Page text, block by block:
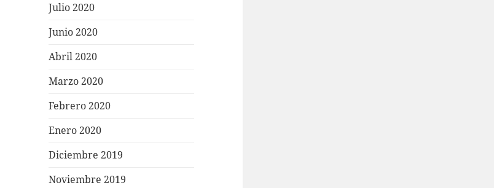
Julio 2020
Junio 2020
Abril 2020
Marzo 2020
Febrero 2020
Enero 2020
Diciembre 2019
Noviembre 2019